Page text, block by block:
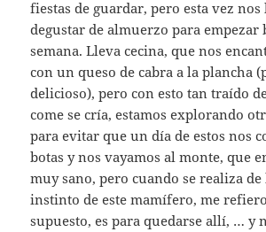
fiestas de guardar, pero esta vez nos
degustar de almuerzo para empezar
semana. Lleva cecina, que nos
con un queso de cabra a la plancha
delicioso), pero con esto tan traído
come se cría, estamos explorando
para evitar que un día de estos nos
botas y nos vayamos al monte, que
muy sano, pero cuando se realiza
instinto de este mamífero, me
supuesto, es para quedarse allí, … y